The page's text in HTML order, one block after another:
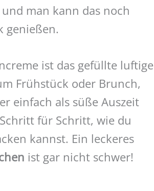
man kann das noch
genießen.
ist das gefüllte luftige
Frühstück oder Brunch,
einfach als süße Auszeit
für Schritt, wie du
kannst. Ein leckeres
ist gar nicht schwer!